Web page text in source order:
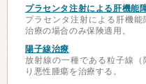
プラセンタ注射による肝機能
プラセンタ注射による肝機
治療の場合のみ保険適用。
陽子線治療
放射線の一種である粒子線（
り悪性腫瘍を治療する。